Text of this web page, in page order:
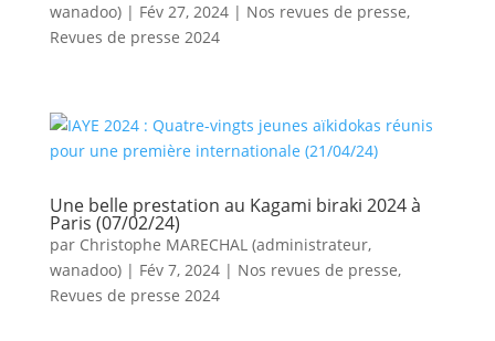
wanadoo)| Fév 27, 2024| Nos revues de presse,
Revues de presse 2024
Une belle prestation au Kagami biraki 2024 à
Paris (07/02/24)
par Christophe MARECHAL (administrateur,
wanadoo)| Fév 7, 2024| Nos revues de presse,
Revues de presse 2024